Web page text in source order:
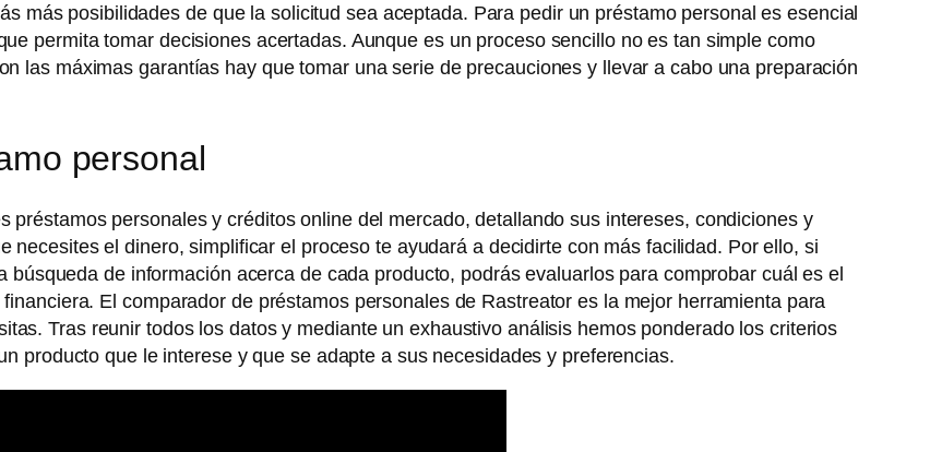
más posibilidades de que la solicitud sea aceptada. Para pedir un préstamo personal es esencial
permita tomar decisiones acertadas. Aunque es un proceso sencillo no es tan simple como
las máximas garantías hay que tomar una serie de precauciones y llevar a cabo una preparación
personal
préstamos personales y créditos online del mercado, detallando sus intereses, condiciones y
necesites el dinero, simplificar el proceso te ayudará a decidirte con más facilidad. Por ello, si
de información acerca de cada producto, podrás evaluarlos para comprobar cuál es el
El comparador de préstamos personales de Rastreator es la mejor herramienta para
Tras reunir todos los datos y mediante un exhaustivo análisis hemos ponderado los criterios
producto que le interese y que se adapte a sus necesidades y preferencias.